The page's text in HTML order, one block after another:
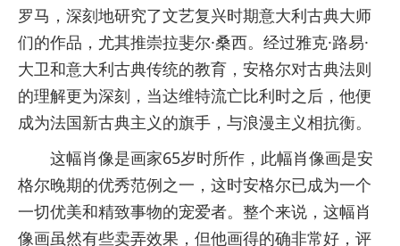
罗马，深刻地研究了文艺复兴时期意大利古典大师
们的作品，尤其推崇拉斐尔·桑西。经过雅克·路易·
大卫和意大利古典传统的教育，安格尔对古典法则
的理解更为深刻，当达维特流亡比利时之后，他便
成为法国新古典主义的旗手，与浪漫主义相抗衡。
这幅肖像是画家65岁时所作，此幅肖像画是安
格尔晚期的优秀范例之一，这时安格尔已成为一个
一切优美和精致事物的宠爱者。整个来说，这幅肖
像画虽然有些卖弄效果，但他画得的确非常好，评